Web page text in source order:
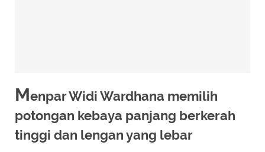
Menpar Widi Wardhana memilih
potongan kebaya panjang berkerah
tinggi dan lengan yang lebar